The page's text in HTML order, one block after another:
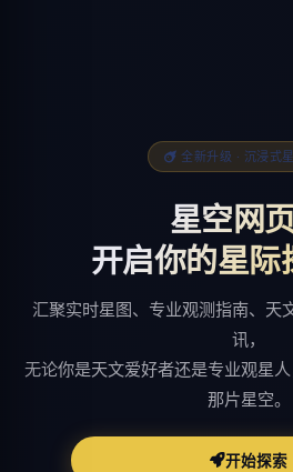
全新升级 · 沉浸式
星空网
开启你的星际
汇聚实时星图、专业观测指南、天
讯，
无论你是天文爱好者还是专业观星
那片星空。
开始探索